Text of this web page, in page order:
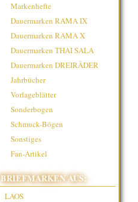
Markenhefte
Dauermarken RAMA IX
Dauermarken RAMA X
Dauermarken THAI SALA
Dauermarken DREIRÄDER
Jahrbücher
Vorlageblätter
Sonderbogen
Schmuck-Bögen
Sonstiges
Fan-Artikel
BRIEFMARKEN AUS:
LAOS